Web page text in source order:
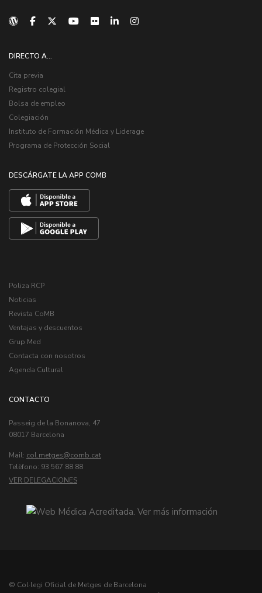
DIRECTO A...
Cita previa
Registro colegial
Bolsa de empleo
Colegiación
Instituto de Formación Médica y Liderage
Programa de Protección Social
DESCÁRGATE LA APP COMB
Poliza RCP
Noticias
Revista CoMB
Ventajas y descuentos
Grup Med
Contacta con nosotros
Agenda Cultural
CONTACTO
Passeig de la Bonanova, 47
08017 Barcelona
Mail: col.metges
Telèfono: 93 567 88 88
VER DELEGACIONES
© Col·legi Oficial de Metges de Barcelona